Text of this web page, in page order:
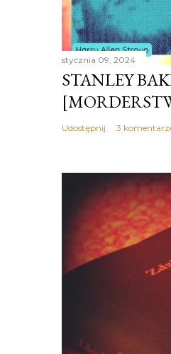
stycznia 09, 2024
STANLEY
Udostępnij 3